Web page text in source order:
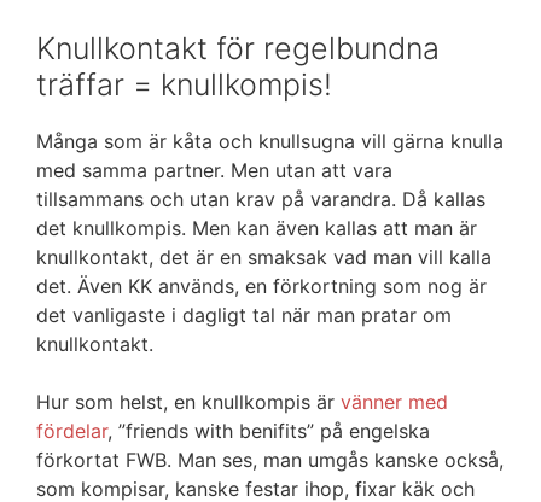
Knullkontakt för regelbundna
träffar = knullkompis!
Många som är kåta och knullsugna vill gärna knulla
med samma partner. Men utan att vara
tillsammans och utan krav på varandra. Då kallas
det knullkompis. Men kan även kallas att man är
knullkontakt, det är en smaksak vad man vill kalla
det. Även KK används, en förkortning som nog är
det vanligaste i dagligt tal när man pratar om
knullkontakt.
Hur som helst, en knullkompis är vänner med
fördelar, ”friends with benifits” på engelska
förkortat FWB. Man ses, man umgås kanske också,
som kompisar, kanske festar ihop, fixar käk och